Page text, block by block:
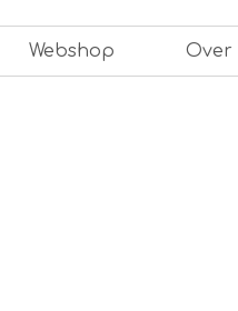
Webshop Over